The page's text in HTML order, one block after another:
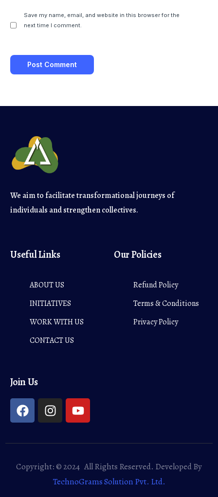
Save my name, email, and website in this browser for the
next time I comment.
We aim to facilitate transformational journeys of
individuals and strengthen collectives.
Useful Links
ABOUT US
INITIATIVES
WORK WITH US
CONTACT US
Our Policies
Refund Policy
Terms & Conditions
Privacy Policy
Join Us
Copyright: © 2024 All Rights Reserved. Developed By
TechnoGrams Solution Pvt. Ltd.